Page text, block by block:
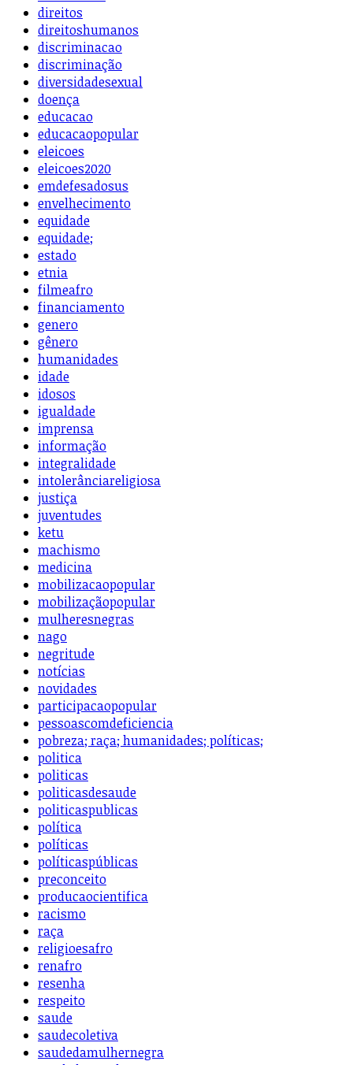
direitos
direitoshumanos
discriminacao
discriminação
diversidadesexual
doença
educacao
educacaopopular
eleicoes
eleicoes2020
emdefesadosus
envelhecimento
equidade
equidade;
estado
etnia
filmeafro
financiamento
genero
gênero
humanidades
idade
idosos
igualdade
imprensa
informação
integralidade
intolerânciareligiosa
justiça
juventudes
ketu
machismo
medicina
mobilizacaopopular
mobilizaçãopopular
mulheresnegras
nago
negritude
notícias
novidades
participacaopopular
pessoascomdeficiencia
pobreza; raça; humanidades; políticas;
politica
politicas
politicasdesaude
politicaspublicas
política
políticas
políticaspúblicas
preconceito
producaocientifica
racismo
raça
religioesafro
renafro
resenha
respeito
saude
saudecoletiva
saudedamulhernegra